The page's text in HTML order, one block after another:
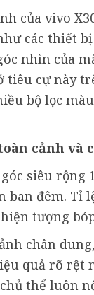
của vivo
các thiết
nhìn của
tiêu cự này
bộ lọc
cảnh và
siêu
ban đêm. Tỉ
tượng
chân
quả rõ rệt
thể luôn